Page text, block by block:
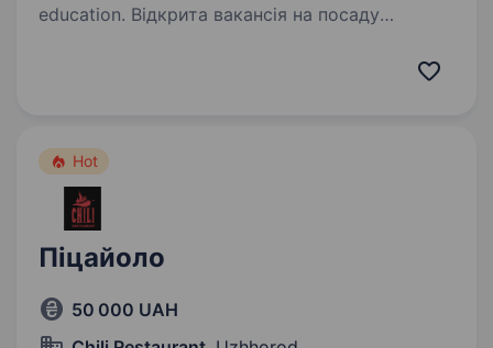
education. Відкрита вакансія на посаду
на тривалу…
Hot
Піцайоло
50 000 UAH